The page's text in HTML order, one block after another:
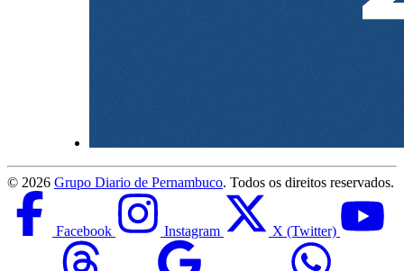
© 2026 Grupo Diario de Pernambuco. Todos os direitos reservados.
Facebook Instagram X (Twitter)